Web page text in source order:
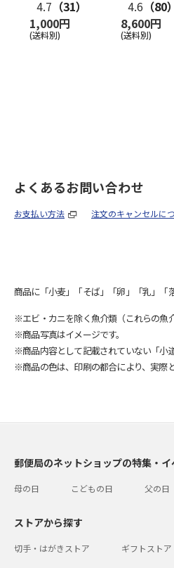
4.7 （31）
1,000円
(送料別)
4.6 （80）
8,600円
(送料別)
よくあるお問い合わせ
お支払い方法 注文のキャンセルに
商品に「小麦」「そば」「卵」「乳」「
※エビ・カニを除く魚介類（これらの魚
※商品写真はイメージです。
※商品内容として記載されていない「小
※商品の色は、印刷の都合により、実際
郵便局のネットショップの特集・イ
母の日 こどもの日 父の日
ストアから探す
切手・はがきストア ギフトストア